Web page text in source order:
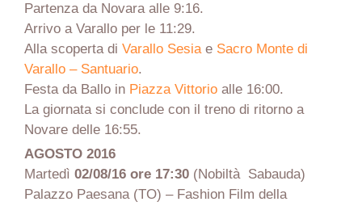
Partenza da Novara alle 9:16.
Arrivo a Varallo per le 11:29.
Alla scoperta di Varallo Sesiae Sacro Monte di
Varallo – Santuario.
Festa da Ballo in Piazza Vittorio alle 16:00.
La giornata si conclude con il treno di ritorno a
Novare delle 16:55.
AGOSTO 2016
Martedì 02/08/16 ore 17:30 (Nobiltà Sabauda)
Palazzo Paesana (TO) – Fashion Film della